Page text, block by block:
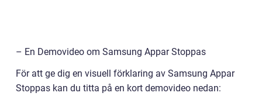
– En Demovideo om Samsung Appar Stoppas
För att ge dig en visuell förklaring av Samsung Appar
Stoppas kan du titta på en kort demovideo nedan: